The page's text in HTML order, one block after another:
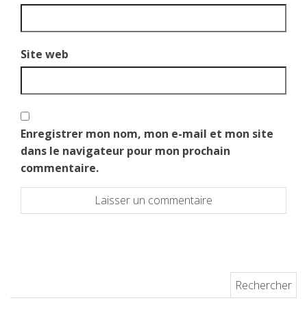
Site web
Enregistrer mon nom, mon e-mail et mon site
dans le navigateur pour mon prochain
commentaire.